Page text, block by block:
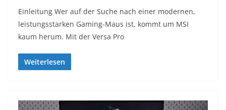
Einleitung Wer auf der Suche nach einer modernen,
leistungsstarken Gaming-Maus ist, kommt um MSI
kaum herum. Mit der Versa Pro
Weiterlesen